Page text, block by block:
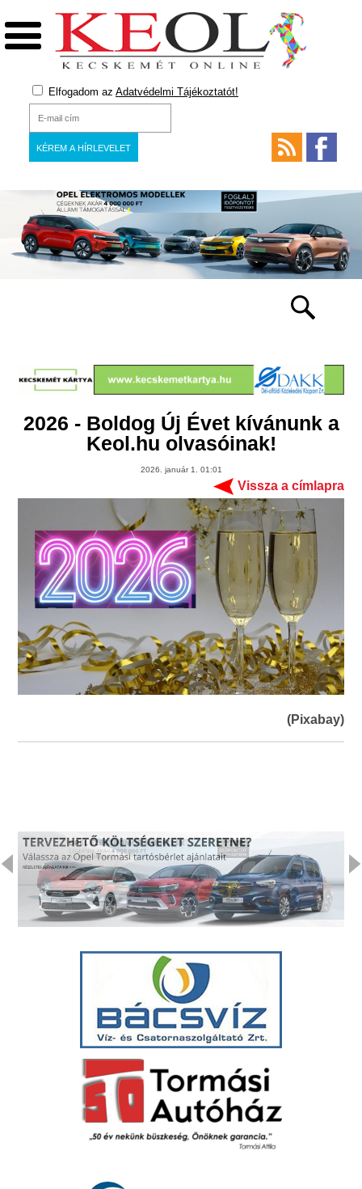
Elfogadom az Adatvédelmi Tájékoztatót!
2026 - Boldog Új Évet kívánunk a
Keol.hu olvasóinak!
2026. január 1. 01:01
Vissza a címlapra
(Pixabay)